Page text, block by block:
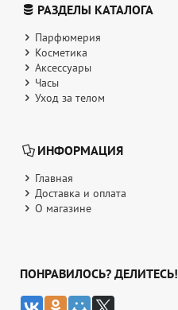
РАЗДЕЛЫ КАТАЛОГА
Парфюмерия
Косметика
Аксессуары
Часы
Уход за телом
ИНФОРМАЦИЯ
Главная
Доставка и оплата
О магазине
ПОНРАВИЛОСЬ? ДЕЛИТЕСЬ!